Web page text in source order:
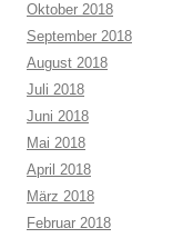
Oktober 2018
September 2018
August 2018
Juli 2018
Juni 2018
Mai 2018
April 2018
März 2018
Februar 2018